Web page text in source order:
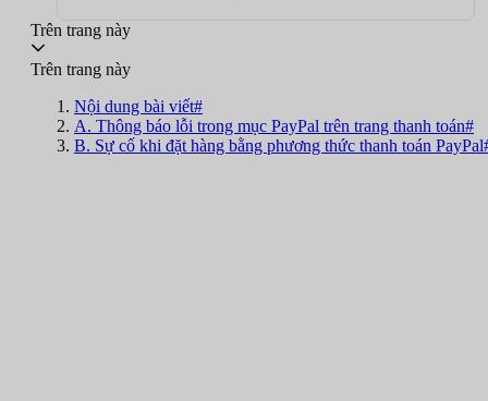
Trên trang này
Trên trang này
Nội dung bài viết#
A. Thông báo lỗi trong mục PayPal trên trang thanh toán#
B. Sự cố khi đặt hàng bằng phương thức thanh toán